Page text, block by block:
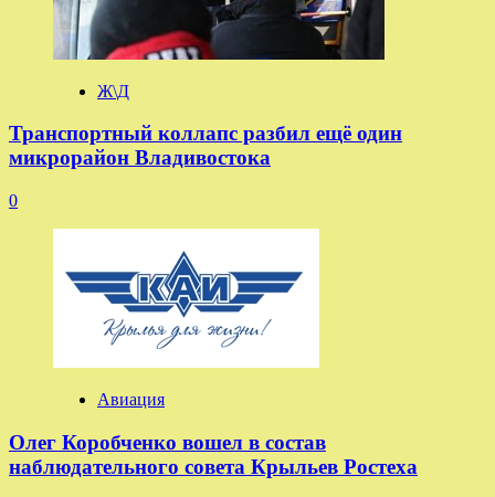
Ж\Д
Транспортный коллапс разбил ещё один
микрорайон Владивостока
0
Авиация
Олег Коробченко вошел в состав
наблюдательного совета Крыльев Ростеха